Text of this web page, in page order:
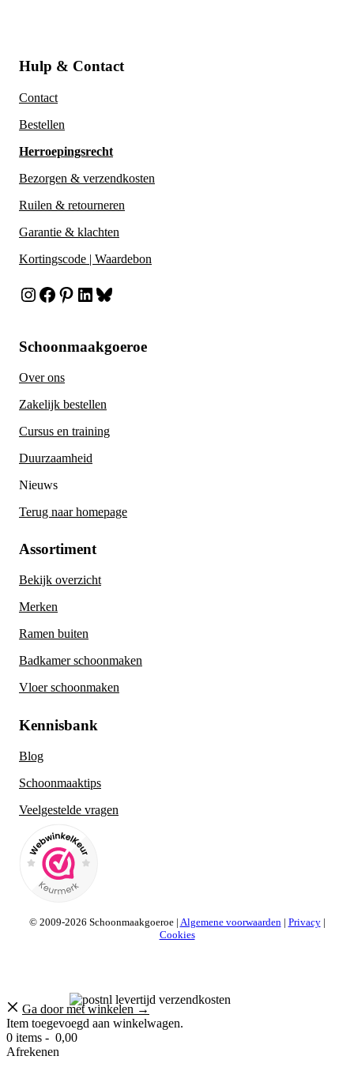
Hulp & Contact
Contact
Bestellen
Herroepingsrecht
Bezorgen & verzendkosten
Ruilen & retourneren
Garantie & klachten
Kortingscode | Waardebon
Instagram
Facebook
Pinterest
LinkedIn
Bluesky
Schoonmaakgoeroe
Over ons
Zakelijk bestellen
Cursus en training
Duurzaamheid
Nieuws
Terug naar homepage
Assortiment
Bekijk overzicht
Merken
Ramen buiten
Badkamer schoonmaken
Vloer schoonmaken
Kennisbank
Blog
Schoonmaaktips
Veelgestelde vragen
© 2009-2026 Schoonmaakgoeroe | Algemene voorwaarden | Privacy|
Cookies
Ga door met winkelen →
Item toegevoegd aan winkelwagen.
0 items - 0,00
Afrekenen